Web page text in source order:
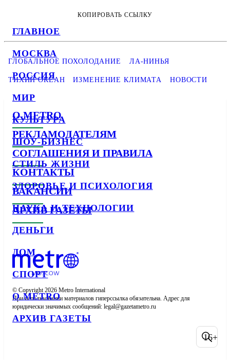
ГЛАВНОЕ
МОСКВА
РОССИЯ
МИР
КУЛЬТУРА
ШОУ-БИЗНЕС
СТИЛЬ ЖИЗНИ
ЗДОРОВЬЕ И ПСИХОЛОГИЯ
НАУКА И ТЕХНОЛОГИИ
ДЕНЬГИ
ДОМ
СПОРТ
О METRO
АРХИВ ГАЗЕТЫ
КОПИРОВАТЬ ССЫЛКУ
ГЛОБАЛЬНОЕ ПОХОЛОДАНИЕ ЛА-НИНЬЯ
ТИХИЙ ОКЕАН ИЗМЕНЕНИЕ КЛИМАТА НОВОСТИ
О METRO
РЕКЛАМОДАТЕЛЯМ
СОГЛАШЕНИЯ И ПРАВИЛА
КОНТАКТЫ
ВАКАНСИИ
АРХИВ ГАЗЕТЫ
© Copyright 2026 Metro International
При использовании материалов гиперссылка обязательна. Адрес для
юридически значимых сообщений:
16+